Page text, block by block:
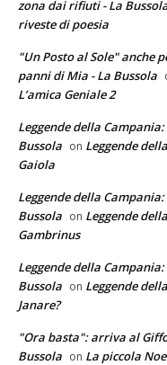
zona dai rifiuti - La
riveste di poesia
"Un Posto al Sole" anche
panni di Mia - La Bussola
L’amica Geniale 2
Leggende della
Bussola on Leggende
Gaiola
Leggende della
Bussola on Leggende
Gambrinus
Leggende della
Bussola on Leggende
Janare?
"Ora basta": arriva al
Bussola on La piccola